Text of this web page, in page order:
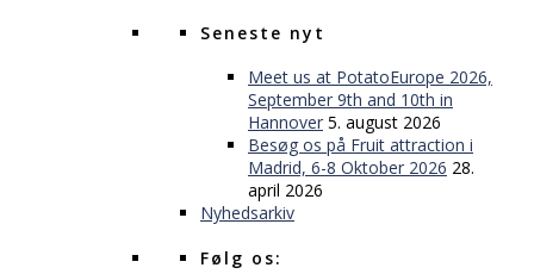
Seneste nyt
Meet us at PotatoEurope 2026,
September 9th and 10th in
Hannover 5. august 2026
Besøg os på Fruit attraction i
Madrid, 6-8 Oktober 2026 28.
april 2026
Nyhedsarkiv
Følg os: